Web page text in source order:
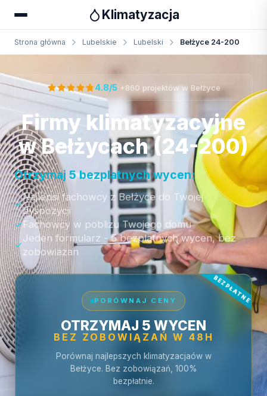
Klimatyzacja
Strona główna Lubelskie Lubelski Bełżyce 24-200
Otrzymaj bezpłatną wycenę
4.8/5 +860 projektów w Bełżyce
Firmy klimatyzacyjne
w Bełżycach (24-200)
Otrzymaj 5 bezplatnych wycen:
Najlepsi fachowcy z Bełżyce do Twojej
dyspozycji
Fachowcy w poblizu Twojego domu
Jeden formularz - 5 bezplatnych wycen, bez
zobowiazan
PORÓWNAJ CENY
OTRZYMAJ 5 WYCEN
BEZ ZOBOWIĄZAŃ W 48H
Porównaj najlepszych klimatyzacjaów w
Bełżyce. Bez zobowiązań, 100%
bezpłatnie.